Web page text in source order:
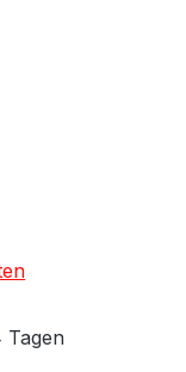
Tagen